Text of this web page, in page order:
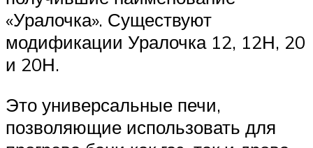
«Уралочка». Существуют
модификации Уралочка 12, 12Н, 20
и 20Н.
Это универсальные печи,
позволяющие использовать для